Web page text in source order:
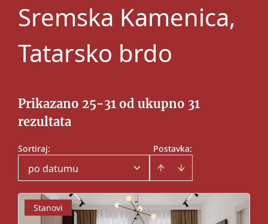
Sremska Kamenica,
Tatarsko brdo
Prikazano 25-31 od ukupno 31
rezultata
Postavka:
Sortiraj:
po datumu
Stanovi